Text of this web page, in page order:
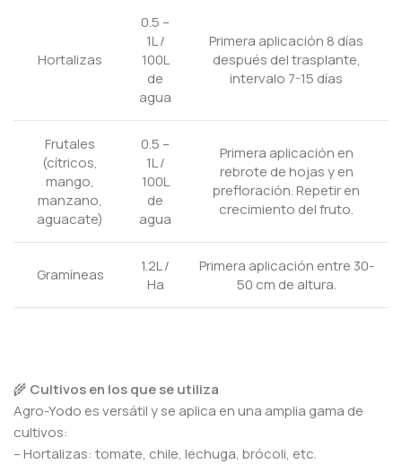
Hortalizas
0.5 –
1L /
100L
de
agua
Primera aplicación 8 días
después del trasplante,
intervalo 7-15 días
Frutales
(cítricos,
mango,
manzano,
aguacate)
0.5 –
1L /
100L
de
agua
Primera aplicación en
rebrote de hojas y en
prefloración. Repetir en
crecimiento del fruto.
Gramíneas
1.2L /
Ha
Primera aplicación entre 30-
50 cm de altura.
🌾 Cultivos en los que se utiliza
Agro-Yodo es versátil y se aplica en una amplia gama de
cultivos:
– Hortalizas: tomate, chile, lechuga, brócoli, etc.